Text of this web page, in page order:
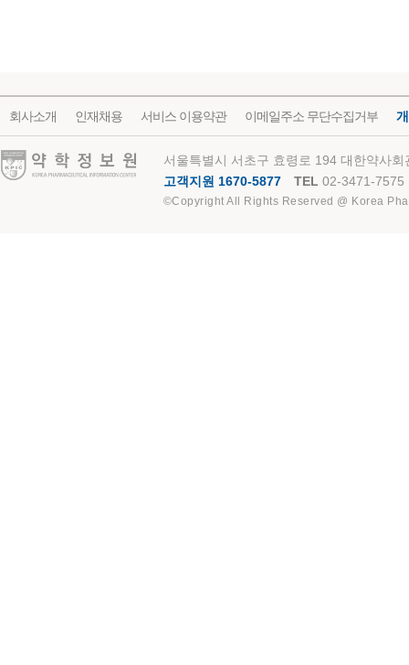
회사소개 인재채용 서비스 이용약관 이메일주소 무단수집거부
약학정보원
서울특별시 서초구 효령로 194 대한약사
고객지원 1670-5877
TEL 02-3471-7575
©Copyright All Rights Reserved @ Korea